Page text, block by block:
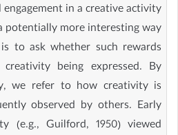
in a creative activity
potentially more interesting way
to ask whether such rewards
being expressed. By
we refer to how creativity is
observed by others. Early
(e.g., Guilford, 1950) viewed